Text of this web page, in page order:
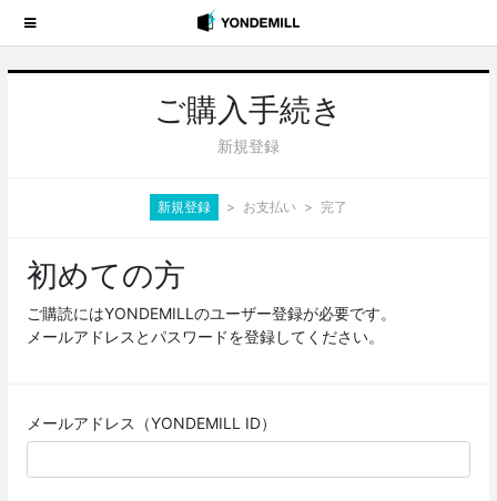
ご購入手続き
新規登録
新規登録 お支払い 完了
初めての方
ご購読にはYONDEMILLのユーザー登録が必要です。
メールアドレスとパスワードを登録してください。
メールアドレス（YONDEMILL ID）